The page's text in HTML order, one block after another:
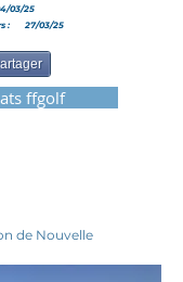
03/25
:
27/03/25
ffgolf
de Nouvelle